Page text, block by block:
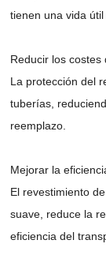
tienen una vida
Reducir los
La protección del
tuberías,
reemplazo.
Mejorar la
El revestimiento
suave, reduce la
eficiencia del